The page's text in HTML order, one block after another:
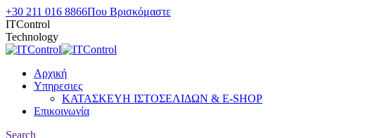
Skip
to
content
+30 211 016 8866Που Βρισκόμαστε
ITControl
Technology
Αρχική
Υπηρεσιες
ΚΑΤΑΣΚΕΥΗ ΙΣΤΟΣΕΛΙΔΩΝ & E-SHOP
Επικοινωνία
Search:
Search